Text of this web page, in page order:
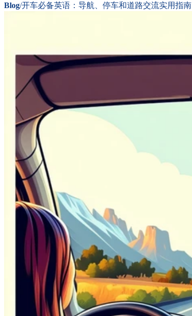
Blog/开车必备英语：导航、停车和道路交流实用指南